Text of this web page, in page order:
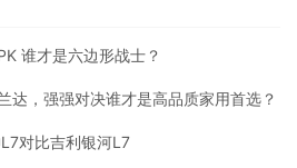
谁才是六边形战士？
达，强强对决谁才是高品质家用首选？
对比吉利银河L7